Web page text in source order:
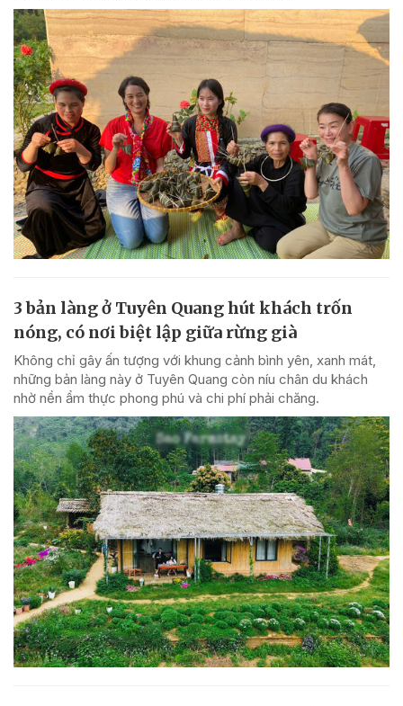
3 bản làng ở Tuyên Quang hút khách trốn
nóng, có nơi biệt lập giữa rừng già
Không chỉ gây ấn tượng với khung cảnh bình yên, xanh mát,
những bản làng này ở Tuyên Quang còn níu chân du khách
nhờ nền ẩm thực phong phú và chi phí phải chăng.